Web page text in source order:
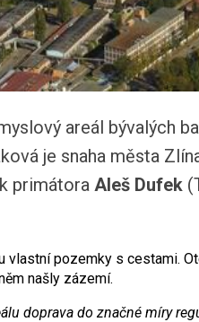
areál bývalých
je snaha města
primátora Aleš Dufek
vlastní pozemky s cestami.
našly zázemí.
doprava do značné míry